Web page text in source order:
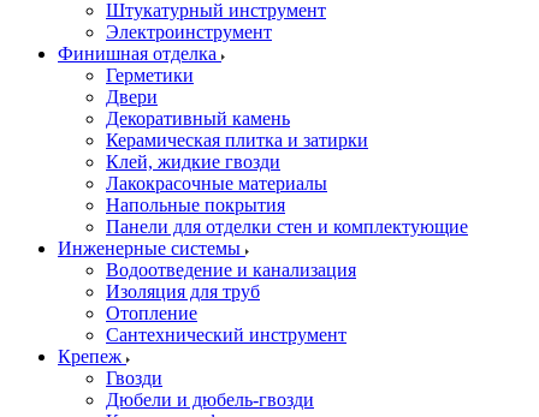
Штукатурный инструмент
Электроинструмент
Финишная отделка
Герметики
Двери
Декоративный камень
Керамическая плитка и затирки
Клей, жидкие гвозди
Лакокрасочные материалы
Напольные покрытия
Панели для отделки стен и комплектующие
Инженерные системы
Водоотведение и канализация
Изоляция для труб
Отопление
Сантехнический инструмент
Крепеж
Гвозди
Дюбели и дюбель-гвозди